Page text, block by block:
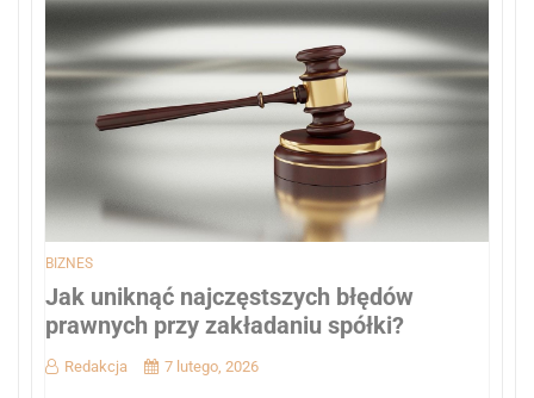
BIZNES
Jak uniknąć najczęstszych błędów
prawnych przy zakładaniu spółki?
Redakcja 7 lutego, 2026